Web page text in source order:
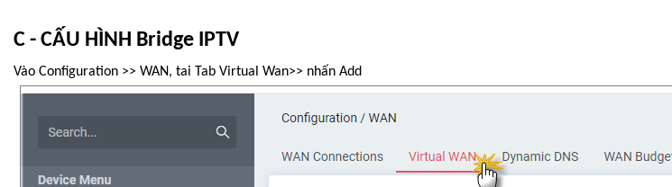
C - CẤU HÌNH Bridge IPTV
Vào Configuration >> WAN, tai Tab Virtual Wan>> nhấn Add